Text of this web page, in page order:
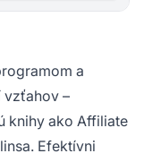
a
vzťahov –
knihy ako Affiliate
Efektívni